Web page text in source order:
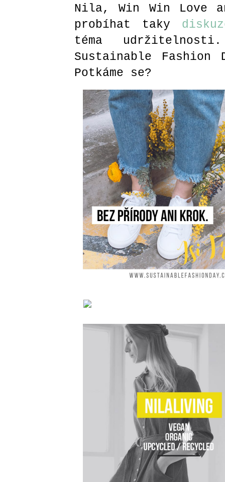
Nila, Win Win Love
probíhat taky
téma
Sustainable Fashion
Potkáme se?